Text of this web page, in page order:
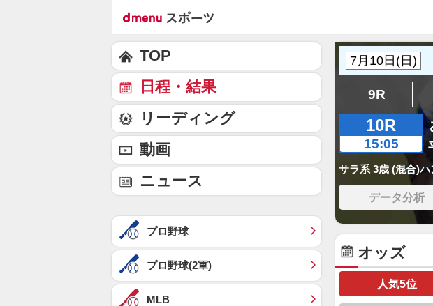
9R
10R
15:05
サラ系 3歳 (混合)ハ
データ分析
オッズ
人気5位
TOP
日程・結果
リーディング
動画
ニュース
プロ野球
プロ野球(2軍)
MLB